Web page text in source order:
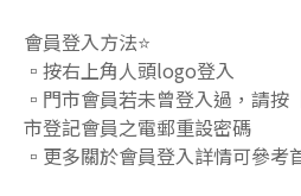
會員登入方法⭐️
▫️按右上角人頭logo登入
▫️門市會員若未曾登入過，請按
市登記會員之電郵重設密碼
▫️更多關於會員登入詳情可參考